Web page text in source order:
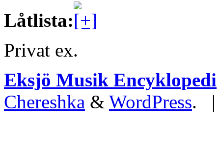
Låtlista:
Privat ex.
Eksjö Musik Encyklopedi
Chereshka & WordPress.